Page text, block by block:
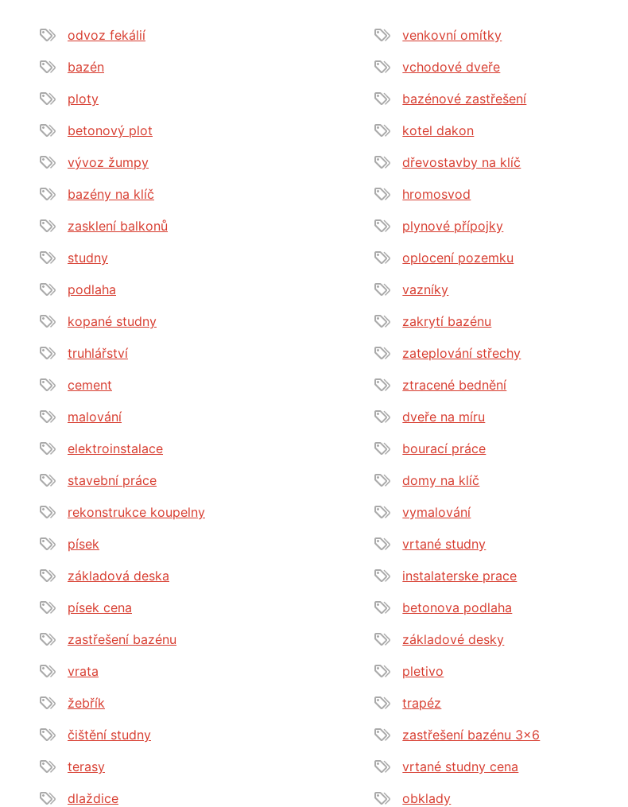
odvoz fekálií
bazén
ploty
betonový plot
vývoz žumpy
bazény na klíč
zasklení balkonů
studny
podlaha
kopané studny
truhlářství
cement
malování
elektroinstalace
stavební práce
rekonstrukce koupelny
písek
základová deska
písek cena
zastřešení bazénu
vrata
žebřík
čištění studny
terasy
dlaždice
venkovní omítky
vchodové dveře
bazénové zastřešení
kotel dakon
dřevostavby na klíč
hromosvod
plynové přípojky
oplocení pozemku
vazníky
zakrytí bazénu
zateplování střechy
ztracené bednění
dveře na míru
bourací práce
domy na klíč
vymalování
vrtané studny
instalaterske prace
betonova podlaha
základové desky
pletivo
trapéz
zastřešení bazénu 3x6
vrtané studny cena
obklady